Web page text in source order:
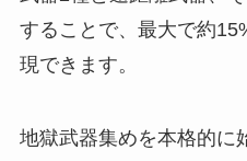
することで、最大で約
現できます。
地獄武器集めを本格的に